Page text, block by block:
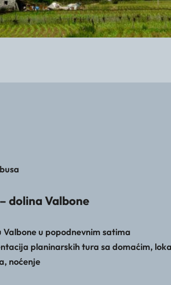
dolina Valbone
Valbone u popodnevnim satima
planinarskih tura sa domaćim,
noćenje